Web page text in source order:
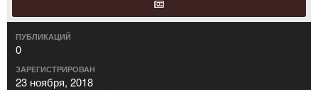
ПУБЛИКАЦИЙ
0
ЗАРЕГИСТРИРОВАН
23 ноября, 2018